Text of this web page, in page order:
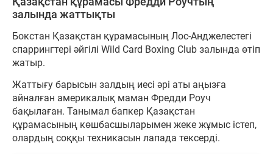
залында жаттықты
Бокстан Қазақстан құрамасының Лос-Анджелестегі
спаррингтері әйгілі Wild Card Boxing Club залында өтіп
жатыр.
Жаттығу барысын залдың иесі әрі аты аңызға
айналған америкалық маман Фредди Роуч
бақылаған. Танымал бапкер Қазақстан
құрамасының көшбасшыларымен жеке жұмыс істеп,
олардың соққы техникасын лапада тексерді.